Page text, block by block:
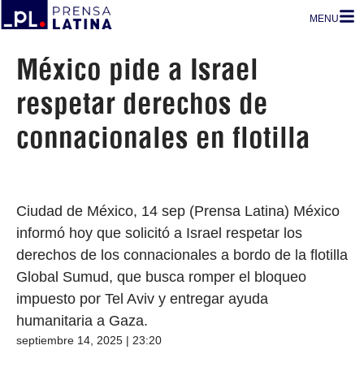
MENU
México pide a Israel
respetar derechos de
connacionales en flotilla
Ciudad de México, 14 sep (Prensa Latina) México
informó hoy que solicitó a Israel respetar los
derechos de los connacionales a bordo de la flotilla
Global Sumud, que busca romper el bloqueo
impuesto por Tel Aviv y entregar ayuda
humanitaria a Gaza.
septiembre 14, 2025 | 23:20